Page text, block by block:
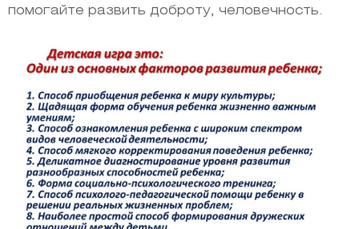
помогайте развить доброту, человечность.